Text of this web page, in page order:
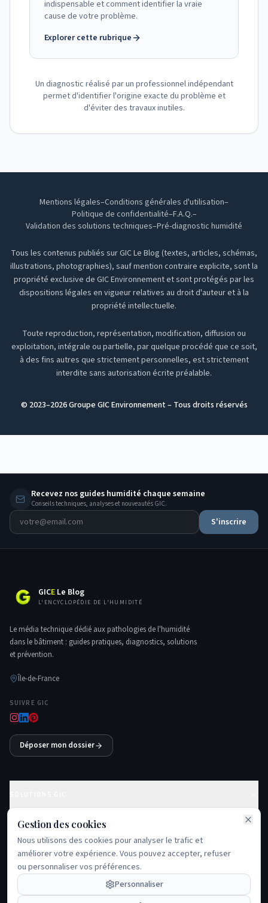
Gestion des cookies
Nous utilisons des cookies pour analyser le trafic et
améliorer votre expérience. Vous pouvez accepter, refuser
ou personnaliser vos préférences.
Personnaliser
indispensable et comment identifier la vraie
cause de votre problème.
Explorer cette rubrique
Un diagnostic réalisé par un professionnel indépendant
permet d'identifier l'origine exacte du problème et
d'éviter des travaux inutiles.
Mentions légales–Conditions générales d'utilisation–
Politique de confidentialité–F.A.Q.–
Validation des solutions techniques–Pré-diagnostic humidité
Tous les contenus publiés sur GIC Le Blog (textes, articles, schémas,
illustrations, photographies), sauf mention contraire explicite, sont la
propriété exclusive de GIC Environnement et sont protégés par les
dispositions légales en vigueur relatives au droit d'auteur et à la
propriété intellectuelle.
Toute reproduction, représentation, modification, diffusion ou
exploitation, intégrale ou partielle, par quelque procédé que ce soit,
à des fins autres que strictement personnelles, est strictement
interdite sans autorisation écrite préalable.
© 2023–2026Groupe GIC Environnement – Tous droits réservés
Recevez nos guides humidité chaque semaine
Conseils techniques, analyses et nouveautés GIC.
S'inscrire
GICE Le Blog
L'ENCYCLOPÉDIE DE L'HUMIDITÉ
Le média technique dédié aux pathologies de l'humidité
dans le bâtiment : guides pratiques, diagnostics, solutions
et prévention.
Île-de-France
SUIVRE GIC
Déposer mon dossier
GUIDES ESSENTIELS
PROBLÈMES FRÉQUENTS